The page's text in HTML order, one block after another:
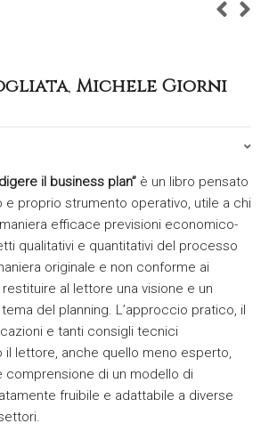
, Michele Giorni
il business plan” è un libro pensato
e proprio strumento operativo, utile a chi
efficace previsioni economico-
qualitativi e quantitativi del processo
originale e non conforme ai
al lettore una visione e un
del planning. L’approccio pratico, il
e tanti consigli tecnici
il lettore, anche quello meno esperto,
comprensione di un modello di
fruibile e adattabile a diverse